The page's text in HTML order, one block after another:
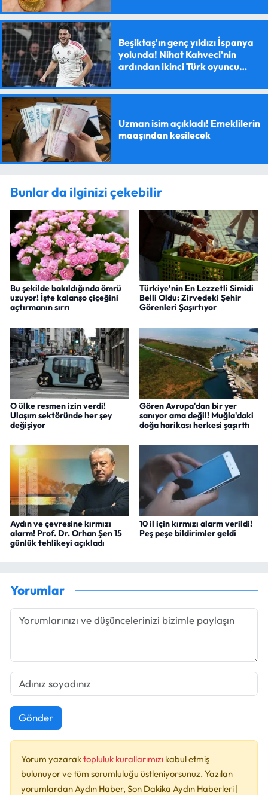
Beşiktaş'ın genç yıldızı İspanya
yolunda! Nihat Kahveci'nin
ardından ikinci Türk oyuncu
Uzman isim açıkladı! Emeklilerin
maaşından kesilecek
Bunlar da ilginizi çekebilir
Bu şekilde bakıldığında ömrü
uzuyor! İşte kalanşo çiçeğini
açtırmanın sırrı
Türkiye'nin En Lezzetli Simidi
Belli Oldu: Zirvedeki Şehir
Görenleri Şaşırtıyor
O ülke resmen izin verdi!
Ulaşım sektöründe her şey
değişiyor
Gören Avrupa'dan bir yer
sanıyor ama değil! Muğla'daki
doğa harikası herkesi şaşırttı
Aydın ve çevresine kırmızı
alarm! Prof. Dr. Orhan Şen 15
günlük tehlikeyi açıkladı
10 il için kırmızı alarm verildi!
Peş peşe bildirimler geldi
Yorumlar
Gönder
Yorum yazaraktopluluk kurallarımızı kabul etmiş
bulunuyor ve tüm sorumluluğu üstleniyorsunuz. Yazılan
yorumlardan Aydın Haber, Son Dakika Aydın Haberleri |